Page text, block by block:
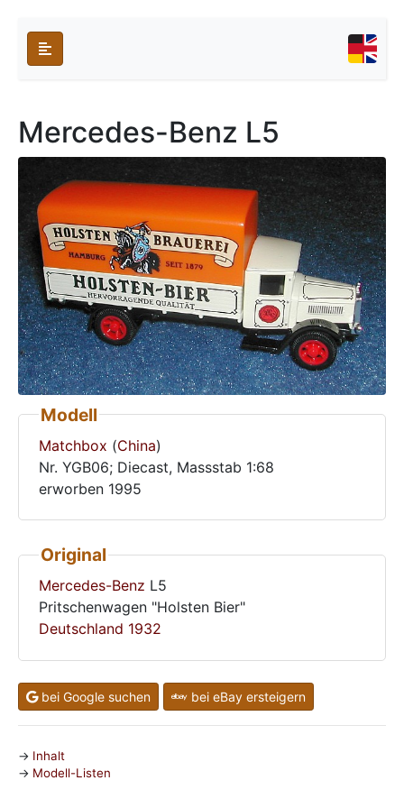
Mercedes-Benz L5
Modell
Matchbox (China)
Nr. YGB06; Diecast, Massstab 1:68
erworben 1995
Original
Mercedes-Benz L5
Pritschenwagen "Holsten Bier"
Deutschland 1932
bei Google suchen bei eBay ersteigern
Inhalt
Modell-Listen